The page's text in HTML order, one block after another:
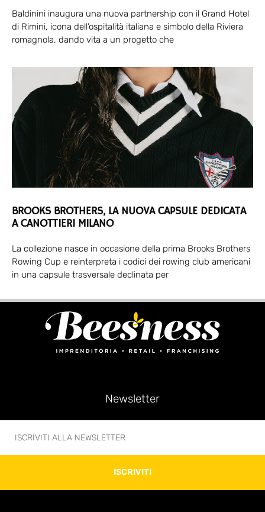
Baldinini inaugura una nuova partnership con il Grand Hotel
di Rimini, icona dell’ospitalità italiana e simbolo della Riviera
romagnola, dando vita a un progetto che
BROOKS BROTHERS, LA NUOVA CAPSULE DEDICATA
A CANOTTIERI MILANO
La collezione nasce in occasione della prima Brooks Brothers
Rowing Cup e reinterpreta i codici dei rowing club americani
in una capsule trasversale declinata per
Newsletter
ISCRIVITI